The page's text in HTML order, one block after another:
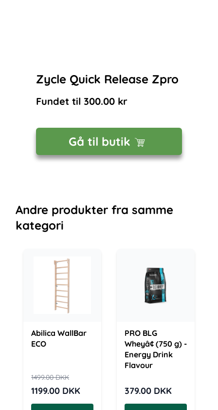
Zycle Quick Release Zpro
Fundet til 300.00 kr
Gå til butik
Andre produkter fra samme
kategori
Abilica WallBar
ECO
1499.00DKK
1199.00 DKK
PRO BLG
Wheyâ¢ (750 g) -
Energy Drink
Flavour
379.00 DKK